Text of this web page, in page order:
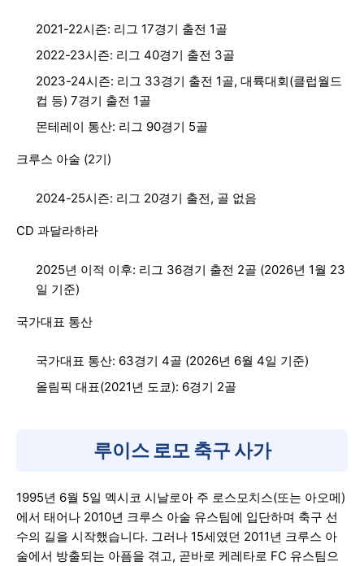
2021-22시즌: 리그 17경기 출전 1골
2022-23시즌: 리그 40경기 출전 3골
2023-24시즌: 리그 33경기 출전 1골, 대륙대회(클럽월드
컵 등) 7경기 출전 1골
몬테레이 통산: 리그 90경기 5골
크루스 아술 (2기)
2024-25시즌: 리그 20경기 출전, 골 없음
CD 과달라하라
2025년 이적 이후: 리그 36경기 출전 2골 (2026년 1월 23
일 기준)
국가대표 통산
국가대표 통산: 63경기 4골 (2026년 6월 4일 기준)
올림픽 대표(2021년 도쿄): 6경기 2골
루이스 로모 축구 사가
1995년 6월 5일 멕시코 시날로아 주 로스모치스(또는 아오메)
에서 태어나 2010년 크루스 아술 유스팀에 입단하며 축구 선
수의 길을 시작했습니다. 그러나 15세였던 2011년 크루스 아
술에서 방출되는 아픔을 겪고, 곧바로 케레타로 FC 유스팀으